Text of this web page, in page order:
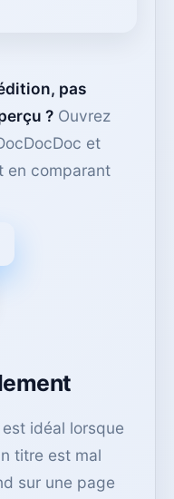
pas
? Ouvrez
et
en comparant
idéal lorsque
titre est mal
sur une page